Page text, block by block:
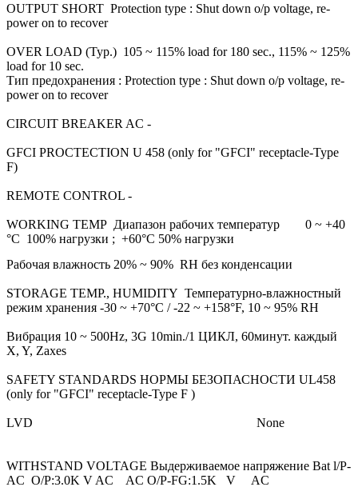
OUTPUT SHORT Protection type : Shut down o/p voltage, re-
power on to recover
OVER LOAD (Typ.) 105 ~ 115% load for 180 sec., 115% ~ 125%
load for 10 sec.
Тип предохранения : Protection type : Shut down o/p voltage, re-
power on to recover
CIRCUIT BREAKER AC -
GFCI PROCTECTION U 458 (only for "GFCI" receptacle-Type
F)
REMOTE CONTROL -
WORKING TEMP Диапазон рабочих температур 0 ~ +40
°C 100% нагрузки ; +60°C 50% нагрузки
Рабочая влажность 20% ~ 90% RH без конденсации
STORAGE TEMP., HUMIDITY Температурно-влажностный
режим хранения -30 ~ +70°C / -22 ~ +158°F, 10 ~ 95% RH
Вибрация 10 ~ 500Hz, 3G 10min./1 ЦИКЛ, 60минут. каждый
X, Y, Zaxes
SAFETY STANDARDS НОРМЫ БЕЗОПАСНОСТИ UL458
(only for "GFCI" receptacle-Type F )
LVD None
WITHSTAND VOLTAGE Выдерживаемое напряжение Bat l/P-
AC O/P:3.0K V AC AC O/P-FG:1.5K V AC